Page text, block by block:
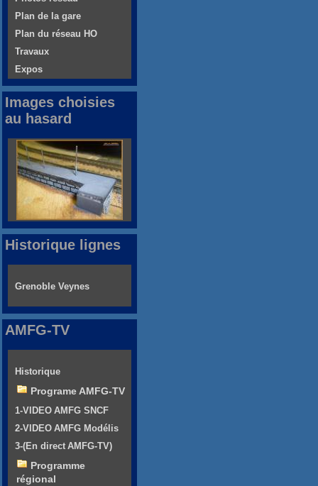
Plan de la gare
Plan du réseau HO
Travaux
Expos
Images choisies
au hasard
Historique lignes
Grenoble Veynes
AMFG-TV
Historique
Programe AMFG-TV
1-VIDEO AMFG SNCF
2-VIDEO AMFG Modélis
3-(En direct AMFG-TV)
Programme
régional